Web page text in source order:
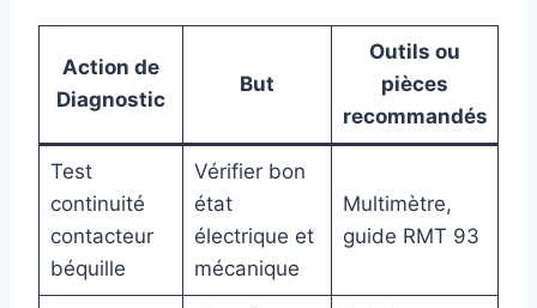
Action de
Diagnostic
But
Outils ou
pièces
recommandés
Test
continuité
contacteur
béquille
Vérifier bon
état
électrique et
mécanique
Multimètre,
guide RMT 93